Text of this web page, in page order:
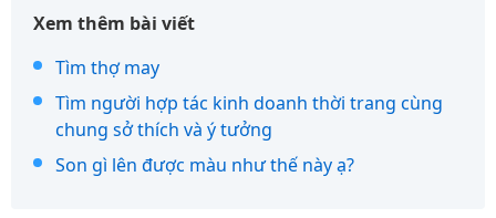
Xem thêm bài viết
Tìm thợ may
Tìm người hợp tác kinh doanh thời trang cùng
chung sở thích và ý tưởng
Son gì lên được màu như thế này ạ?